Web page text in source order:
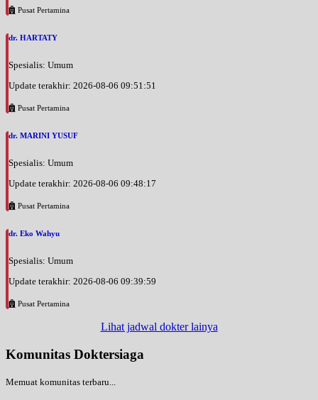
Pusat Pertamina
dr. HARTATY
Spesialis: Umum
Update terakhir: 2026-08-06 09:51:51
Pusat Pertamina
dr. MARINI YUSUF
Spesialis: Umum
Update terakhir: 2026-08-06 09:48:17
Pusat Pertamina
dr. Eko Wahyu
Spesialis: Umum
Update terakhir: 2026-08-06 09:39:59
Pusat Pertamina
Lihat jadwal dokter lainya
Komunitas Doktersiaga
Memuat komunitas terbaru...